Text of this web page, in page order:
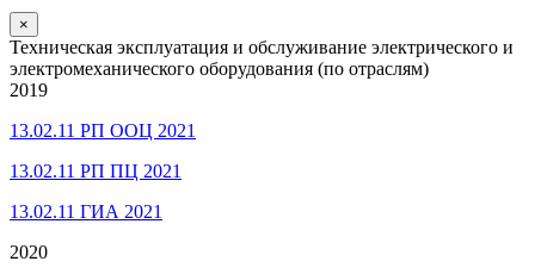
×
Техническая эксплуатация и обслуживание электрического и
электромеханического оборудования (по отраслям)
2019
13.02.11 РП ООЦ 2021
13.02.11 РП ПЦ 2021
13.02.11 ГИА 2021
2020